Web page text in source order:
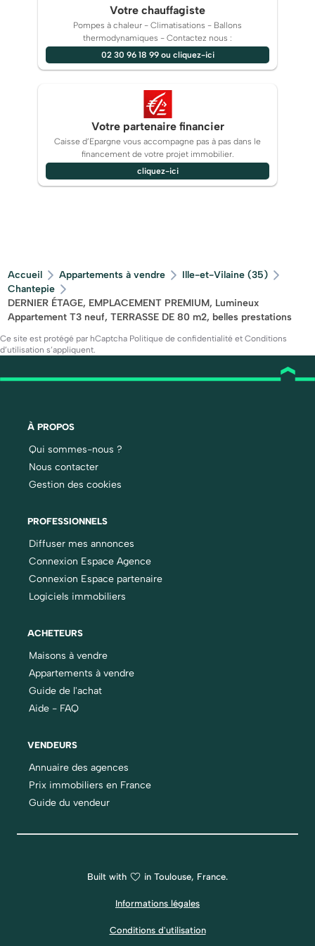
Contact FONCIA : [Coordonnées masquées]
Votre chauffagiste
Pompes à chaleur - Climatisations - Ballons
thermodynamiques - Contactez nous :
02 30 96 18 99 ou cliquez-ici
Votre partenaire financier
Caisse d’Epargne vous accompagne pas à pas dans le
financement de votre projet immobilier.
cliquez-ici
Accueil Appartements à vendre
Ille-et-Vilaine (35)
Chantepie
DERNIER ÉTAGE, EMPLACEMENT PREMIUM, Lumineux
Appartement T3 neuf, TERRASSE DE 80 m2, belles prestations
Ce site est protégé par hCaptcha Politique de confidentialité et Conditions
d’utilisation s’appliquent.
À PROPOS
Qui sommes-nous ?
Nous contacter
Gestion des cookies
PROFESSIONNELS
Diffuser mes annonces
Connexion Espace Agence
Connexion Espace partenaire
Logiciels immobiliers
ACHETEURS
Maisons à vendre
Appartements à vendre
Guide de l'achat
Aide - FAQ
VENDEURS
Annuaire des agences
Prix immobiliers en France
Guide du vendeur
Built with in Toulouse, France.
Informations légales
Conditions d'utilisation